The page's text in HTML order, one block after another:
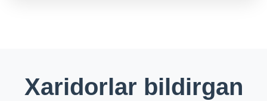
Xaridorlar bildirgan